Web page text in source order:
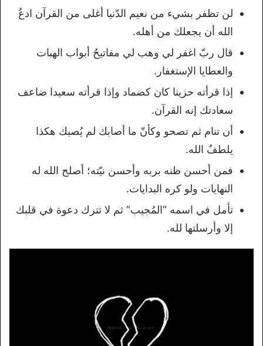
لن تظفر بشيء من نعيم الدّنيا أغلى من القرآن ادعُ
الله أن يجعلك من أهله.
قال ربّ اغفر لي وهب لي مفاتيحُ أبواب الهبات
والعطايا الإستغفار.
إذا قرأته حزينا كان كضماد وإذا قرأته سعيدا ضاعف
سعادتك إنه القرآن.
أن تنام ثم تصحو وكأنّ ما أصابك لم يُصبك هكذا
يلطفُ الله.
فمن أحسن ظنه بربه وأحسن نيّته؛ أصلح الله له
النهايات ولو كره البدايات.
تأمل في اسمه “المُجيب” ثم لا تترك دعوة في قلبك
إلا وأرسلتها لله.